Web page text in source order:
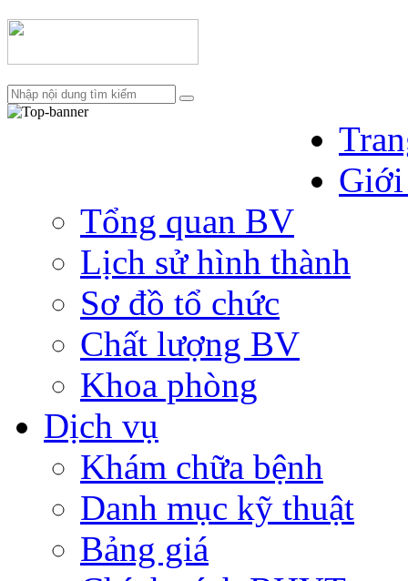
Tổng quan BV
Lịch sử hình thành
Sơ đồ tổ chức
Chất lượng BV
Khoa phòng
Dịch vụ
Khám chữa bệnh
Danh mục kỹ thuật
Bảng giá